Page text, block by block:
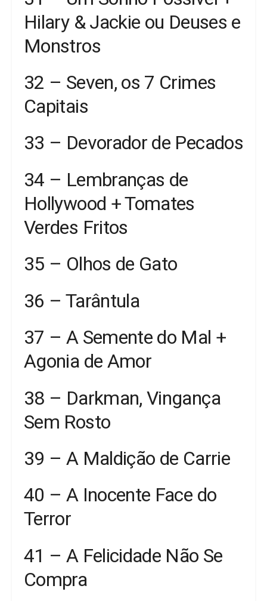
Hilary & Jackie ou Deuses e
Monstros
32 – Seven, os 7 Crimes
Capitais
33 – Devorador de Pecados
34 – Lembranças de
Hollywood + Tomates
Verdes Fritos
35 – Olhos de Gato
36 – Tarântula
37 – A Semente do Mal +
Agonia de Amor
38 – Darkman, Vingança
Sem Rosto
39 – A Maldição de Carrie
40 – A Inocente Face do
Terror
41 – A Felicidade Não Se
Compra